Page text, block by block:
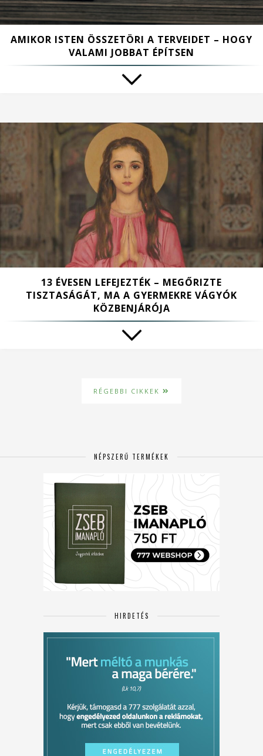
AMIKOR ISTEN ÖSSZETÖRI A TERVEIDET – HOGY
VALAMI JOBBAT ÉPÍTSEN
13 ÉVESEN LEFEJEZTÉK – MEGŐRIZTE
TISZTASÁGÁT, MA A GYERMEKRE VÁGYÓK
KÖZBENJÁRÓJA
RÉGEBBI CIKKEK
NÉPSZERŰ TERMÉKEK
HIRDETÉS